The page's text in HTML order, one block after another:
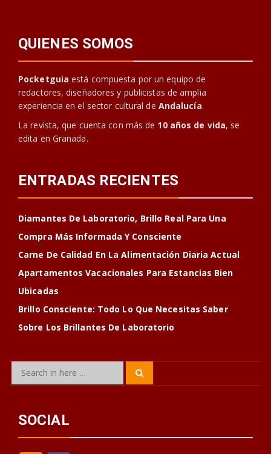
QUIENES SOMOS
Pocketguia está compuesta por un equipo de
redactores, diseñadores y publicistas de amplia
experiencia en el sector cultural de Andalucía.
La revista, que cuenta con más de 10 años de vida, se
edita en Granada.
ENTRADAS RECIENTES
Diamantes De Laboratorio, Brillo Real Para Una
Compra Más Informada Y Consciente
Carne De Calidad En La Alimentación Diaria Actual
Apartamentos Vacacionales Para Estancias Bien
Ubicadas
Brillo Consciente: Todo Lo Que Necesitas Saber
Sobre Los Brillantes De Laboratorio
Search
SOCIAL